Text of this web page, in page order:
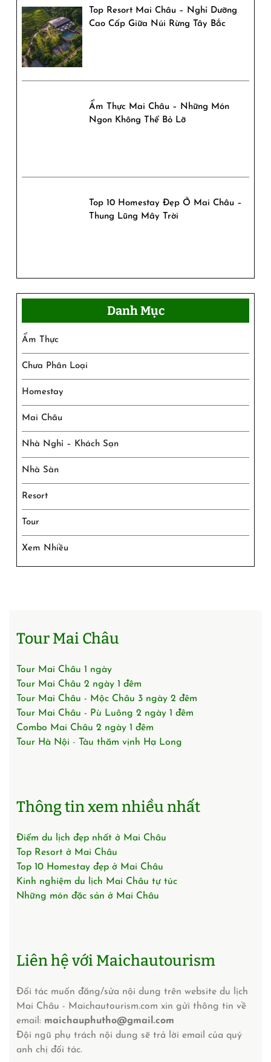
Top Resort Mai Châu – Nghỉ Dưỡng
Cao Cấp Giữa Núi Rừng Tây Bắc
Ẩm Thực Mai Châu – Những Món
Ngon Không Thể Bỏ Lỡ
Top 10 Homestay Đẹp Ở Mai Châu –
Thung Lũng Mây Trời
Danh Mục
Ẩm Thực
Chưa Phân Loại
Homestay
Mai Châu
Nhà Nghỉ – Khách Sạn
Nhà Sàn
Resort
Tour
Xem Nhiều
Tour Mai Châu
Tour Mai Châu 1 ngày
Tour Mai Châu 2 ngày 1 đêm
Tour Mai Châu - Mộc Châu 3 ngày 2 đêm
Tour Mai Châu - Pù Luông 2 ngày 1 đêm
Combo Mai Châu 2 ngày 1 đêm
Tour Hà Nội - Tàu thăm vịnh Hạ Long
Thông tin xem nhiều nhất
Điểm du lịch đẹp nhất ở Mai Châu
Top Resort ở Mai Châu
Top 10 Homestay đẹp ở Mai Châu
Kinh nghiệm du lịch Mai Châu tự túc
Những món đặc sản ở Mai Châu
Liên hệ với Maichautourism
Đối tác muốn đăng/sửa nội dung trên website du lịch
Mai Châu - Maichautourism.com xin gửi thông tin về
email: maichauphutho@gmail.com
Đội ngũ phụ trách nội dung sẽ trả lời email của quý
anh chị đối tác.